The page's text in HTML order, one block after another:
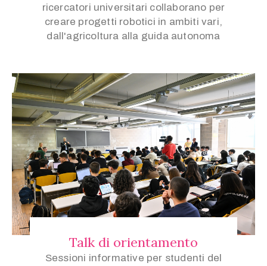
ricercatori universitari collaborano per
creare progetti robotici in ambiti vari,
dall'agricoltura alla guida autonoma
Talk di orientamento
Sessioni informative per studenti del